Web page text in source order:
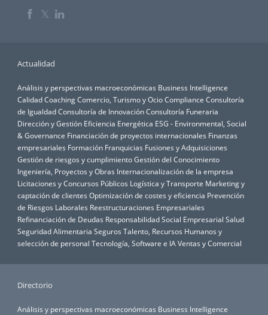
𝕏
Actualidad
Análisis y perspectivas macroeconómicas Business Intelligence
CalidadCoachingComercio, Turismo y OcioCompliance Consultoría
de IgualdadConsultoría de InnovaciónConsultoría Funeraria
Dirección y Gestión Eficiencia Energética ESG - Environmental, Social
& Governance Financiación de proyectos internacionales Finanzas
empresariales Formación Franquicias Fusiones y Adquisiciones
Gestión de riesgos y cumplimientoGestión del Conocimiento
Ingeniería, Proyectos y Obras Internacionalización de la empresa
Licitaciones y Concursos Públicos Logística y Transporte Marketing y
captación de clientes Optimización de costes y eficiencia Prevención
de Riesgos Laborales Reestructuraciones Empresariales
Refinanciación de Deudas Responsabilidad Social Empresarial Salud
Seguridad Alimentaria Seguros Talento, Recursos Humanos y
selección de personal Tecnología, Software e IA Ventas y Comercial
Directorio
Análisis y perspectivas macroeconómicas Business Intelligence